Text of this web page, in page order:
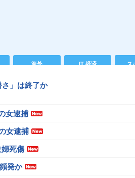
海外 IT 経済 ス
」は終了か
女逮捕
女逮捕
死傷
発か